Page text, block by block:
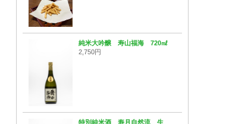
純米大吟醸 寿山福海 720㎖
2,750円
特別純米酒 寿月自然流 生